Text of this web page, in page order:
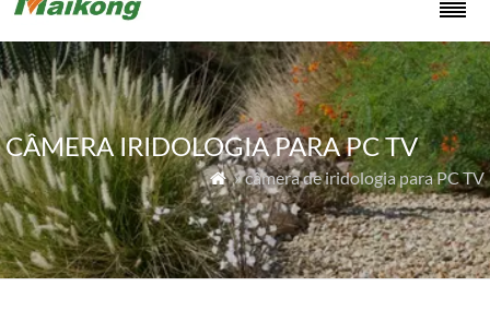
CÂMERA IRIDOLOGIA PARA PC TV
 » câmera de iridologia para PC TV